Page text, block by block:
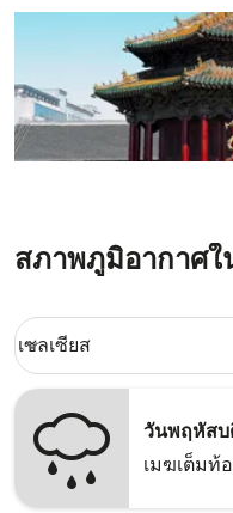
สภาพภูมิอากาศใ
Weather unit option เซล
เซลเซียส
keyboard_arrow_down
วันพฤหัสบ
เมฆเต็มท้